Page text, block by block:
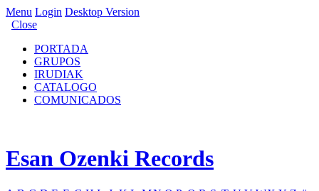
Menu Login Desktop Version
Close
PORTADA
GRUPOS
IRUDIAK
CATALOGO
COMUNICADOS
Esan Ozenki Records